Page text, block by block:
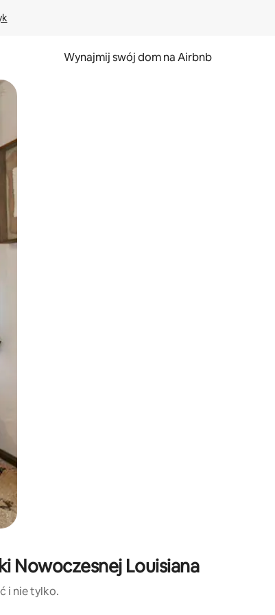
Wynajmij swój dom na Airbnb
gestów dotykowych lub przesuwania.
Nowoczesnej Louisiana
i nie tylko.